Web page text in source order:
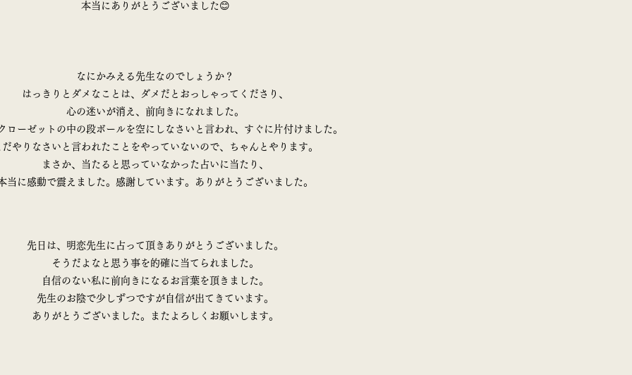
本当にありがとうございました😊
なにかみえる先生なのでしょうか？
はっきりとダメなことは、ダメだとおっしゃってくださり、
心の迷いが消え、前向きになれました。
ローゼットの中の段ボールを空にしなさいと言われ、すぐに片付けました。
だやりなさいと言われたことをやっていないので、ちゃんとやります。
まさか、当たると思っていなかった占いに当たり、
当に感動で震えました。感謝しています。ありがとうございました。
先日は、明恋先生に占って頂きありがとうございました。
そうだよなと思う事を的確に当てられました。
自信のない私に前向きになるお言葉を頂きました。
先生のお陰で少しずつですが自信が出てきています。
ありがとうございました。またよろしくお願いします。